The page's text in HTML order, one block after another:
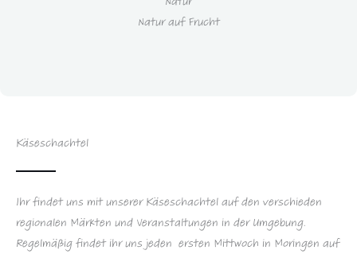
Natur auf Frucht
Käseschachtel
Ihr findet uns mit unserer Käseschachtel auf den verschieden
regionalen Märkten und Veranstaltungen in der Umgebung.
Regelmäßig findet ihr uns jeden ersten Mittwoch in Moringen auf